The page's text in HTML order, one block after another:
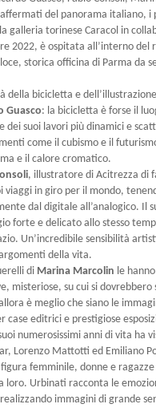
del panorama italiano, i
galleria torinese Caracol in
2022, è ospitata all’interno
storica officina di Parma da
della bicicletta e
Guasco: la bicicletta è forse il
dei suoi lavori più dinamici e
come il cubismo e il
e il calore cromatico.
, illustratore di Acitrezza di
viaggi in giro per il mondo,
dal digitale all’analogico. Il
forte e delicato allo stesso
Un’incredibile sensibilità
della vita.
di Marina Marcolin le
misteriose, su cui si
è meglio che siano le
case editrici e prestigiose
numerosissimi anni di vita ha
Lorenzo Mattotti ed Emiliano
figura femminile, donne e
loro. Urbinati racconta le
immagini di grande